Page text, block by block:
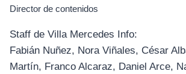
Director de contenidos
Staff de Villa Mercedes Info:
Fabián Nuñez, Nora Viñales, César
Martín, Franco Alcaraz, Daniel Arce,